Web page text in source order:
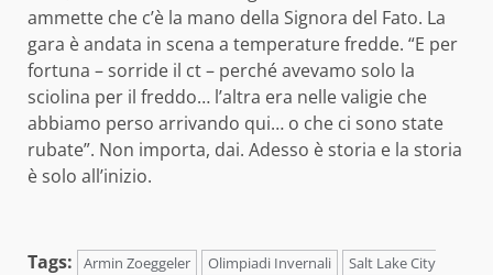
ammette che c’è la mano della Signora del Fato. La
gara è andata in scena a temperature fredde. “E per
fortuna – sorride il ct – perché avevamo solo la
sciolina per il freddo… l’altra era nelle valigie che
abbiamo perso arrivando qui… o che ci sono state
rubate”. Non importa, dai. Adesso è storia e la storia
è solo all’inizio.
Tags: Armin Zoeggeler Olimpiadi Invernali
Salt Lake City